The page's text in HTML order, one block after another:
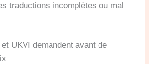
traductions incomplètes ou mal
et UKVI demandent avant de